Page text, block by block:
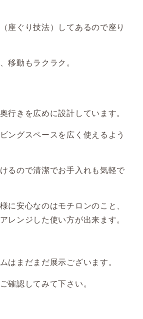
座ぐり技法）してあるので座り
移動もラクラク。
行きを広めに設計しています。
ングスペースを広く使えるよう
るので清潔でお手入れも気軽で
に安心なのはモチロンのこと、
レンジした使い方が出来ます。
はまだまだ展示ございます。
確認してみて下さい。